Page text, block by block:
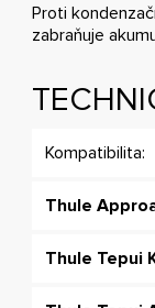
Proti
zabraňuje
Kompatibilita:
Thule
Thule Tepui